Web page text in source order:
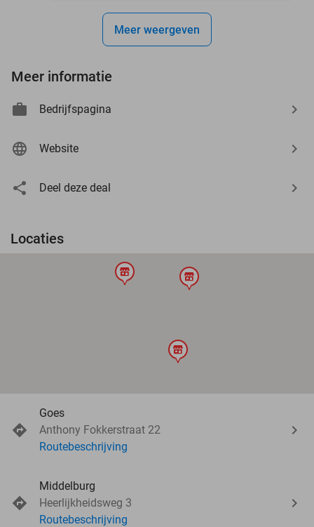
Meer weergeven
Meer informatie
Bedrijfspagina
Website
Deel deze deal
Locaties
store
store
store
Goes
Anthony Fokkerstraat 22
Routebeschrijving
Middelburg
Heerlijkheidsweg 3
Routebeschrijving